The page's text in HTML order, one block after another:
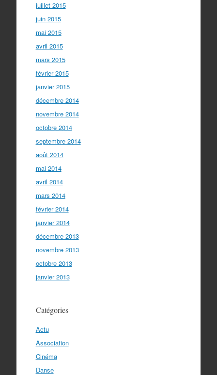
juillet 2015
juin 2015
mai 2015
avril 2015
mars 2015
février 2015
janvier 2015
décembre 2014
novembre 2014
octobre 2014
septembre 2014
août 2014
mai 2014
avril 2014
mars 2014
février 2014
janvier 2014
décembre 2013
novembre 2013
octobre 2013
janvier 2013
Catégories
Actu
Association
Cinéma
Danse